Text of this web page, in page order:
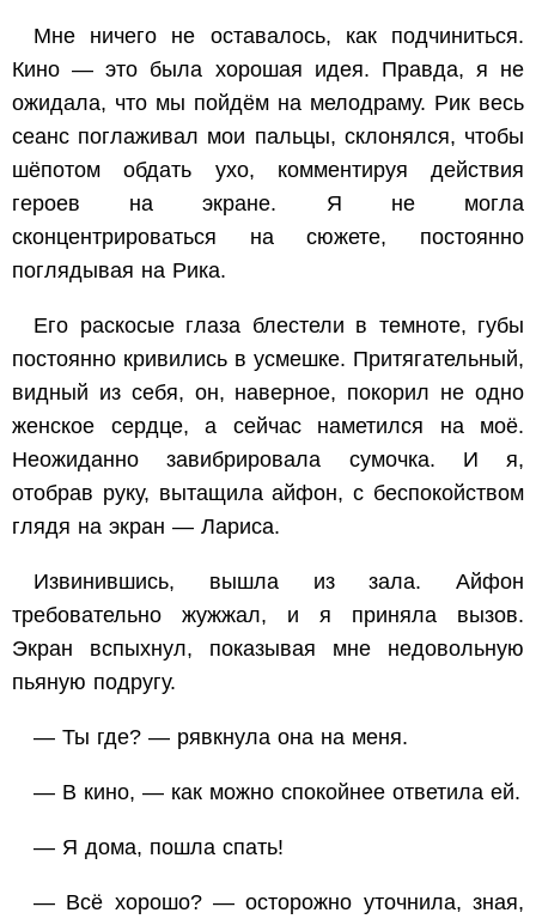
Мне ничего не оставалось, как подчиниться.
Кино — это была хорошая идея. Правда, я не
ожидала, что мы пойдём на мелодраму. Рик весь
сеанс поглаживал мои пальцы, склонялся, чтобы
шёпотом обдать ухо, комментируя действия
героев на экране. Я не могла
сконцентрироваться на сюжете, постоянно
поглядывая на Рика.
Его раскосые глаза блестели в темноте, губы
постоянно кривились в усмешке. Притягательный,
видный из себя, он, наверное, покорил не одно
женское сердце, а сейчас наметился на моё.
Неожиданно завибрировала сумочка. И я,
отобрав руку, вытащила айфон, с беспокойством
глядя на экран — Лариса.
Извинившись, вышла из зала. Айфон
требовательно жужжал, и я приняла вызов.
Экран вспыхнул, показывая мне недовольную
пьяную подругу.
— Ты где? — рявкнула она на меня.
— В кино, — как можно спокойнее ответила ей.
— Я дома, пошла спать!
— Всё хорошо? — осторожно уточнила, зная,